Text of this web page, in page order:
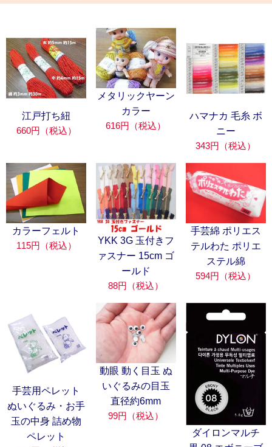
江戸打ち紐
660円（税込）
メタリックヤーン
カラー
616円（税込）
ハマナカ 毛糸 ボ
ニー
343円（税込）
カラーフェルト
115円（税込）
YKK 3G 玉付きフ
ァスナー 15cm ゴ
ールド
88円（税込）
手芸綿 ポリエス
テルわた ポリエ
ステル綿
594円（税込）
手芸用ペレット
ぬいぐるみ・お手
玉の中身 詰め物
ペレット
動眼 動く目玉 ぬ
いぐるみの目玉
直径約6mm
99円（税込）
ダイロンマルチ